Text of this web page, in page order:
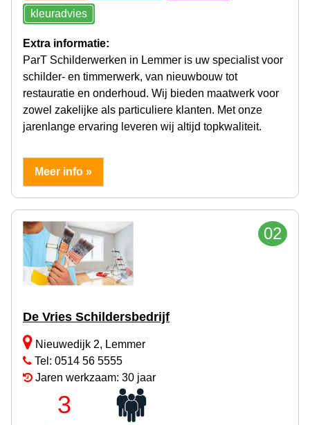
kleuradvies
Extra informatie:
ParT Schilderwerken in Lemmer is uw specialist voor
schilder- en timmerwerk, van nieuwbouw tot
restauratie en onderhoud. Wij bieden maatwerk voor
zowel zakelijke als particuliere klanten. Met onze
jarenlange ervaring leveren wij altijd topkwaliteit.
Meer info »
02
De Vries Schildersbedrijf
Nieuwedijk 2, Lemmer
Tel: 0514 56 5555
Jaren werkzaam: 30 jaar
3